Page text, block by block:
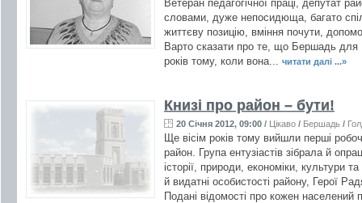
Ветеран педагогічної праці, депутат
словами, дуже непосидюща, багато
життєву позицію, вміння почути,
Варто сказати про те, що Бершадь для
років тому, коли вона... читати далі ...»
Книзі про район – бути!
20 Січня 2012, 09:00 / Цікаво / Бершадь /
Ще вісім років тому вийшли перші
район. Група ентузіастів зібрала й
історії, природи, економіки, культури
й видатні особистості району, Герої
Подані відомості про кожен населений